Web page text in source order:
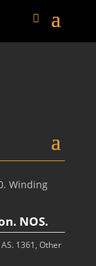
Winding
NOS.
AS. 1361, Other